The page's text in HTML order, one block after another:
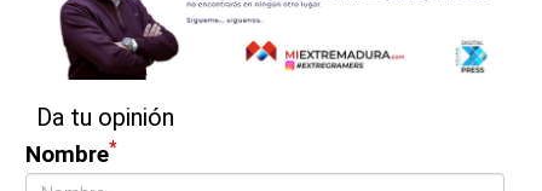
Da tu opinión
Nombre*